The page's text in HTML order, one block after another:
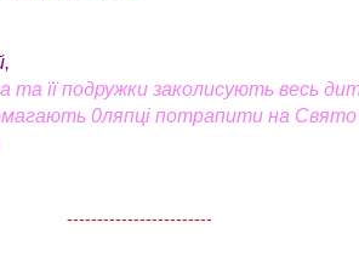
та її подружки заколисують весь
0ляпці потрапити на Свято
------------------------